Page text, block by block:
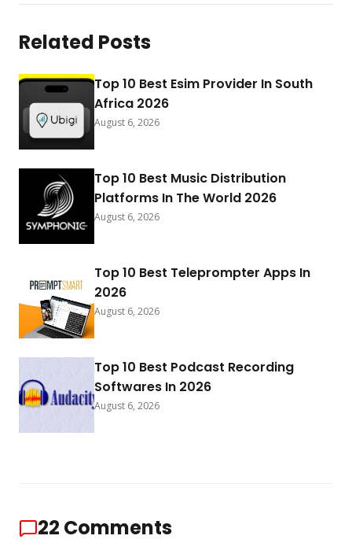
Related Posts
Top 10 Best Esim Provider In South
Africa 2026
August 6, 2026
Top 10 Best Music Distribution
Platforms In The World 2026
August 6, 2026
Top 10 Best Teleprompter Apps In
2026
August 6, 2026
Top 10 Best Podcast Recording
Softwares In 2026
August 6, 2026
22 Comments